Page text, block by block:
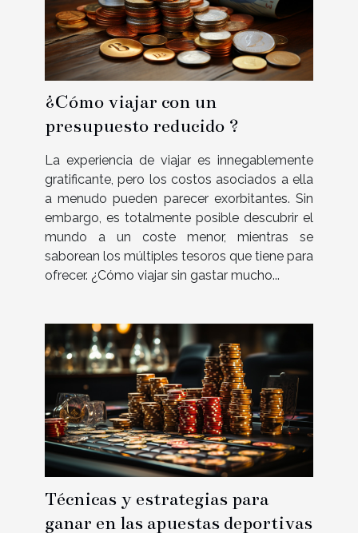
¿Cómo viajar con un
presupuesto reducido ?
La experiencia de viajar es innegablemente
gratificante, pero los costos asociados a ella
a menudo pueden parecer exorbitantes. Sin
embargo, es totalmente posible descubrir el
mundo a un coste menor, mientras se
saborean los múltiples tesoros que tiene para
ofrecer. ¿Cómo viajar sin gastar mucho...
Técnicas y estrategias para
ganar en las apuestas deportivas